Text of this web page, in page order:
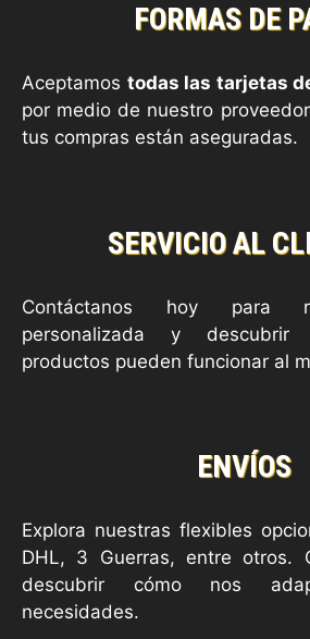
FORMAS DE
Aceptamos todas las tarjetas
por medio de nuestro
tus compras están aseguradas.
SERVICIO AL
Contáctanos hoy para
personalizada y descubrir
productos pueden funcionar al
ENVÍOS
Explora nuestras flexibles
DHL, 3 Guerras, entre otros.
descubrir cómo nos
necesidades.